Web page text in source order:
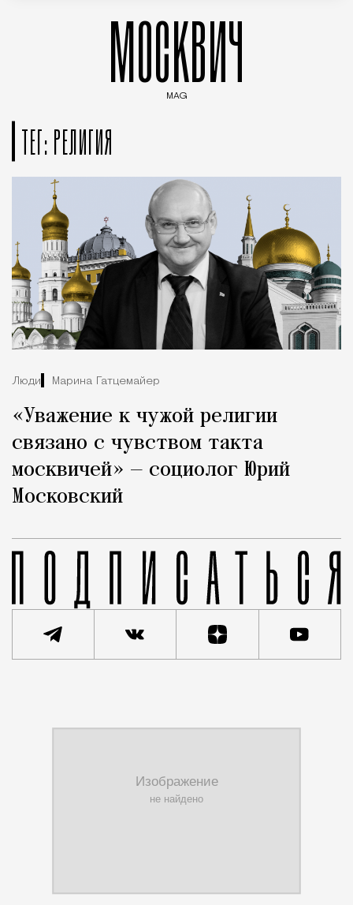
МОСКВИЧ
MAG
ТЕГ: РЕЛИГИЯ
Люди Марина Гатцемайер
«Уважение к чужой религии
связано с чувством такта
москвичей» — социолог Юрий
Московский